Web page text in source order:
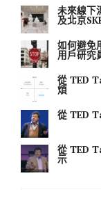
未來線下
及北京
如何避免
用戶研究
從 TED
煩
從 TED
從 TED
示